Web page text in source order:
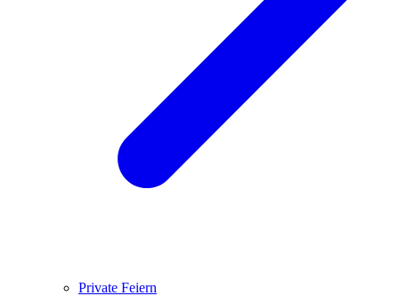
Private Feiern